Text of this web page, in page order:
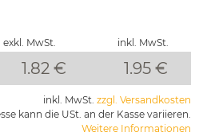
exkl. MwSt. inkl. MwSt.
1.82 € 1.95 €
inkl. MwSt. zzgl. Versandkosten
kann die USt. an der Kasse variieren.
Weitere Informationen